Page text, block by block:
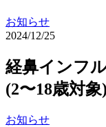
お知らせ
2024/12/25
経鼻インフ
(2〜18歳対象)
お知らせ